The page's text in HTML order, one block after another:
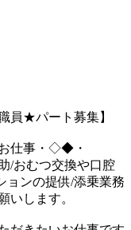
員★パート募集】
仕事・◇◆・
/おむつ交換や口腔
ョンの提供/添乗業務
いします。